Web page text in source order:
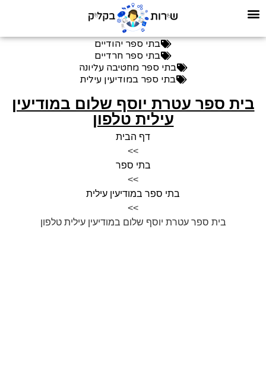
בתי ספר יהודיים
בתי ספר חרדיים
בתי ספר מחטיבה עליונה
בתי ספר במודיעין עילית
בית ספר עטרת יוסף שלום במודיעין
עילית טלפון
דף הבית
>>
בתי ספר
>>
בתי ספר במודיעין עילית
>>
בית ספר עטרת יוסף שלום במודיעין עילית טלפון